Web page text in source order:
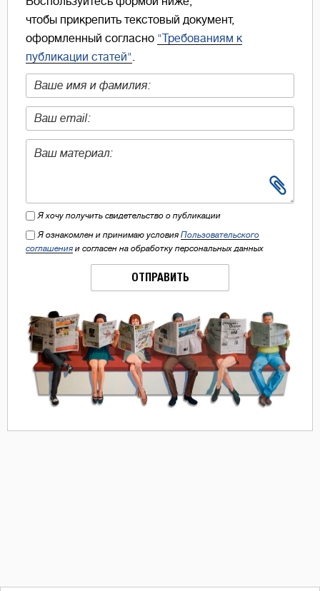
чтобы прикрепить текстовый документ,
оформленный согласно "Требованиям к
публикации статей".
Я хочу получить свидетельство о публикации
Я ознакомлен и принимаю условия Пользовательского
соглашения и согласен на обработку персональных данных
ОТПРАВИТЬ